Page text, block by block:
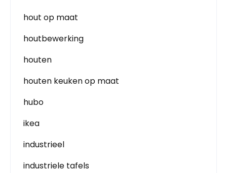
hout op maat
houtbewerking
houten
houten keuken op maat
hubo
ikea
industrieel
industriele tafels